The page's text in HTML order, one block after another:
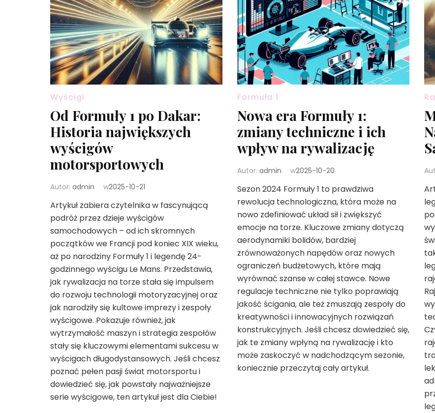
Wyścigi
Od Formuły 1 po Dakar:
Historia największych
wyścigów
motorsportowych
Autor: admin w2025-10-21
Artykuł zabiera czytelnika w fascynującą
podróż przez dzieje wyścigów
samochodowych – od ich skromnych
początków we Francji pod koniec XIX wieku,
aż po narodziny Formuły 1 i legendę 24-
godzinnego wyścigu Le Mans. Przedstawia,
jak rywalizacja na torze stała się impulsem
do rozwoju technologii motoryzacyjnej oraz
jak narodziły się kultowe imprezy i zespoły
wyścigowe. Pokazuje również, jak
wytrzymałość maszyn i strategia zespołów
stały się kluczowymi elementami sukcesu w
wyścigach długodystansowych. Jeśli chcesz
poznać pełen pasji świat motorsportu i
dowiedzieć się, jak powstały najważniejsze
serie wyścigowe, ten artykuł jest dla Ciebie!
Formuła 1
Nowa era Formuły 1:
zmiany techniczne i ich
wpływ na rywalizację
Autor: admin w2025-10-20
Sezon 2024 Formuły 1 to prawdziwa
rewolucja technologiczna, która może na
nowo zdefiniować układ sił i zwiększyć
emocje na torze. Kluczowe zmiany dotyczą
aerodynamiki bolidów, bardziej
zrównoważonych napędów oraz nowych
ograniczeń budżetowych, które mają
wyrównać szanse w całej stawce. Nowe
regulacje techniczne nie tylko poprawiają
jakość ścigania, ale też zmuszają zespoły do
kreatywności i innowacyjnych rozwiązań
konstrukcyjnych. Jeśli chcesz dowiedzieć się,
jak te zmiany wpłyną na rywalizację i kto
może zaskoczyć w nadchodzącym sezonie,
koniecznie przeczytaj cały artykuł.